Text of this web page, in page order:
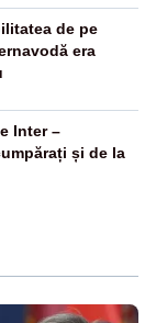
de pe
era
Inter –
și de la